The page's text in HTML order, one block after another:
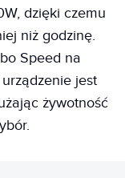
dzięki czemu
niż godzinę.
Speed na
jest
żywotność